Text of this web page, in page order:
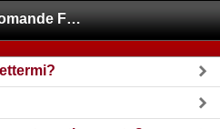
FAQ (Domande Frequenti)